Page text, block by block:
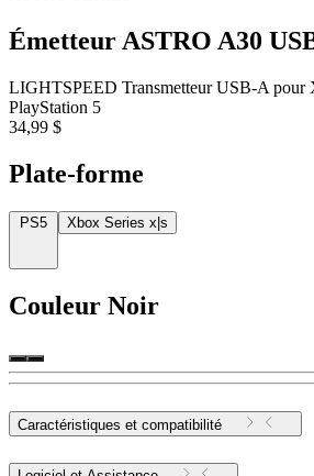
Émetteur ASTRO A30
LIGHTSPEED Transmetteur USB-A pour
PlayStation 5
34,99 $
Plate-forme
PS5 Xbox Series x|s
Couleur Noir
Caractéristiques et compatibilité